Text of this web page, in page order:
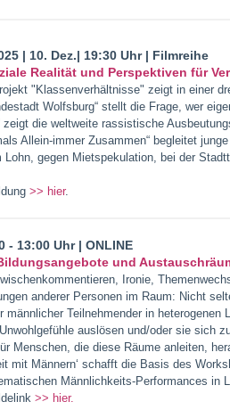
| 10. Dez.| 19:30 Uhr | Filmreihe
Realität und Perspektiven für
"Klassenverhältnisse" zeigt in einer
Wolfsburg“ stellt die Frage, wer
zeigt die weltweite rassistische
Allein-immer Zusammen“ begleitet
gegen Mietspekulation, bei der
>> hier.
- 13:00 Uhr | ONLINE
und
Ironie,
anderer Personen im Raum: Nicht
männlicher Teilnehmender in heterogenen
auslösen und/oder sie sich
Menschen, die diese Räume anleiten,
mit Männern‘ schafft die Basis des
Männlichkeits-Performances in
>> hier.